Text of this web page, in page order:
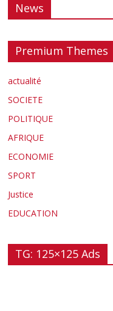
News
Premium Themes
actualité
SOCIETE
POLITIQUE
AFRIQUE
ECONOMIE
SPORT
Justice
EDUCATION
TG: 125×125 Ads